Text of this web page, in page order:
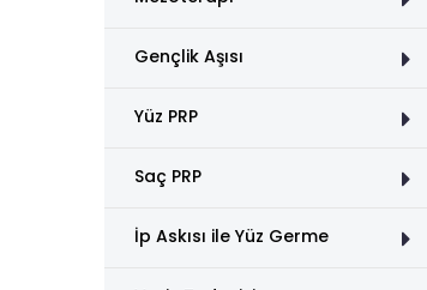
Gençlik Aşısı
Yüz PRP
Saç PRP
İp Askısı ile Yüz Germe